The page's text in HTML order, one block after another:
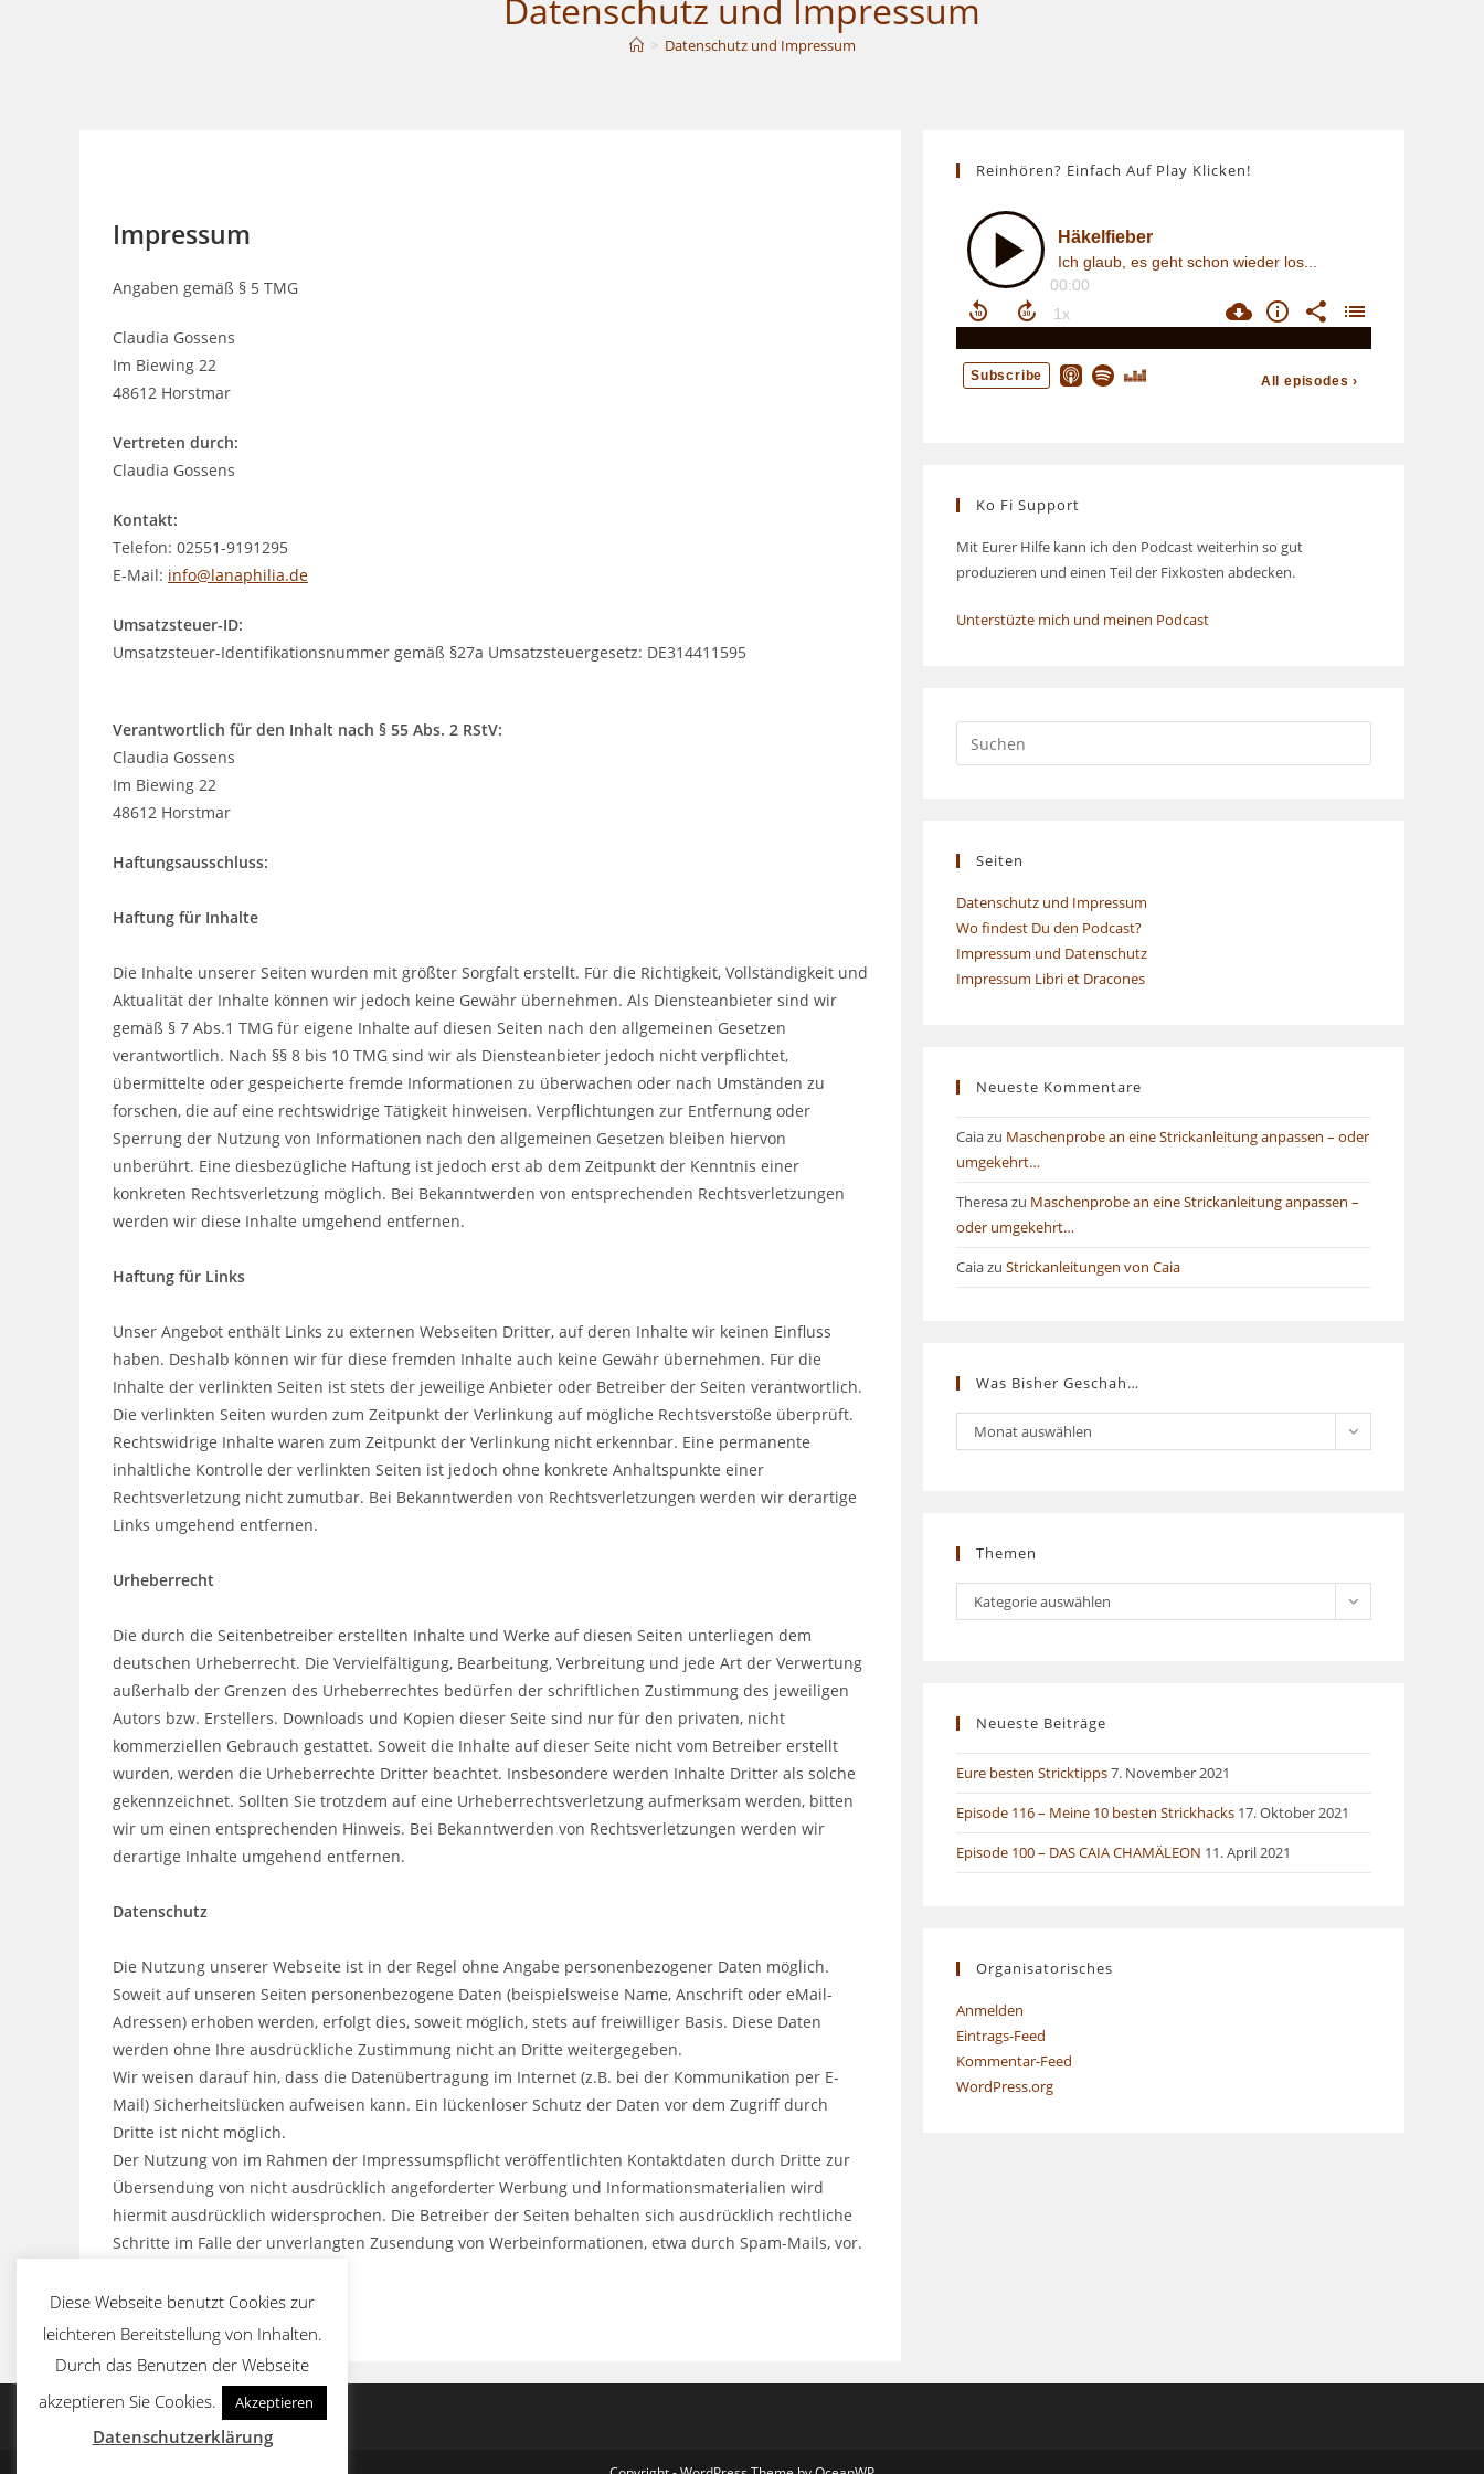
UMSCHALTEN
Datenschutz und Impressum
> Datenschutz und Impressum
Impressum
Angaben gemäß § 5 TMG
Claudia Gossens
Im Biewing 22
48612 Horstmar
Vertreten durch:
Claudia Gossens
Kontakt:
Telefon: 02551-9191295
E-Mail: info@lanaphilia.de
Umsatzsteuer-ID:
Umsatzsteuer-Identifikationsnummer gemäß §27a Umsatzsteuergesetz: DE314411595
Verantwortlich für den Inhalt nach § 55 Abs. 2 RStV:
Claudia Gossens
Im Biewing 22
48612 Horstmar
Haftungsausschluss:
Haftung für Inhalte
Die Inhalte unserer Seiten wurden mit größter Sorgfalt erstellt. Für die Richtigkeit, Vollständigkeit und
Aktualität der Inhalte können wir jedoch keine Gewähr übernehmen. Als Diensteanbieter sind wir
gemäß § 7 Abs.1 TMG für eigene Inhalte auf diesen Seiten nach den allgemeinen Gesetzen
verantwortlich. Nach §§ 8 bis 10 TMG sind wir als Diensteanbieter jedoch nicht verpflichtet,
übermittelte oder gespeicherte fremde Informationen zu überwachen oder nach Umständen zu
forschen, die auf eine rechtswidrige Tätigkeit hinweisen. Verpflichtungen zur Entfernung oder
Sperrung der Nutzung von Informationen nach den allgemeinen Gesetzen bleiben hiervon
unberührt. Eine diesbezügliche Haftung ist jedoch erst ab dem Zeitpunkt der Kenntnis einer
konkreten Rechtsverletzung möglich. Bei Bekanntwerden von entsprechenden Rechtsverletzungen
werden wir diese Inhalte umgehend entfernen.
Haftung für Links
Unser Angebot enthält Links zu externen Webseiten Dritter, auf deren Inhalte wir keinen Einfluss
haben. Deshalb können wir für diese fremden Inhalte auch keine Gewähr übernehmen. Für die
Inhalte der verlinkten Seiten ist stets der jeweilige Anbieter oder Betreiber der Seiten verantwortlich.
Die verlinkten Seiten wurden zum Zeitpunkt der Verlinkung auf mögliche Rechtsverstöße überprüft.
Rechtswidrige Inhalte waren zum Zeitpunkt der Verlinkung nicht erkennbar. Eine permanente
inhaltliche Kontrolle der verlinkten Seiten ist jedoch ohne konkrete Anhaltspunkte einer
Rechtsverletzung nicht zumutbar. Bei Bekanntwerden von Rechtsverletzungen werden wir derartige
Links umgehend entfernen.
Urheberrecht
Die durch die Seitenbetreiber erstellten Inhalte und Werke auf diesen Seiten unterliegen dem
deutschen Urheberrecht. Die Vervielfältigung, Bearbeitung, Verbreitung und jede Art der Verwertung
außerhalb der Grenzen des Urheberrechtes bedürfen der schriftlichen Zustimmung des jeweiligen
Autors bzw. Erstellers. Downloads und Kopien dieser Seite sind nur für den privaten, nicht
kommerziellen Gebrauch gestattet. Soweit die Inhalte auf dieser Seite nicht vom Betreiber erstellt
wurden, werden die Urheberrechte Dritter beachtet. Insbesondere werden Inhalte Dritter als solche
gekennzeichnet. Sollten Sie trotzdem auf eine Urheberrechtsverletzung aufmerksam werden, bitten
wir um einen entsprechenden Hinweis. Bei Bekanntwerden von Rechtsverletzungen werden wir
derartige Inhalte umgehend entfernen.
Datenschutz
Die Nutzung unserer Webseite ist in der Regel ohne Angabe personenbezogener Daten möglich.
Soweit auf unseren Seiten personenbezogene Daten (beispielsweise Name, Anschrift oder eMail-
Adressen) erhoben werden, erfolgt dies, soweit möglich, stets auf freiwilliger Basis. Diese Daten
werden ohne Ihre ausdrückliche Zustimmung nicht an Dritte weitergegeben.
Wir weisen darauf hin, dass die Datenübertragung im Internet (z.B. bei der Kommunikation per E-
Mail) Sicherheitslücken aufweisen kann. Ein lückenloser Schutz der Daten vor dem Zugriff durch
Dritte ist nicht möglich.
Der Nutzung von im Rahmen der Impressumspflicht veröffentlichten Kontaktdaten durch Dritte zur
Übersendung von nicht ausdrücklich angeforderter Werbung und Informationsmaterialien wird
hiermit ausdrücklich widersprochen. Die Betreiber der Seiten behalten sich ausdrücklich rechtliche
Schritte im Falle der unverlangten Zusendung von Werbeinformationen, etwa durch Spam-Mails, vor.
Reinhören? Einfach Auf Play Klicken!
Ko Fi Support
Mit Eurer Hilfe kann ich den Podcast weiterhin so gut
produzieren und einen Teil der Fixkosten abdecken.
Unterstüzte mich und meinen Podcast
Seiten
Datenschutz und Impressum
Wo findest Du den Podcast?
Impressum und Datenschutz
Impressum Libri et Dracones
Neueste Kommentare
Caiazu Maschenprobe an eine Strickanleitung anpassen – oder
umgekehrt…
Theresazu Maschenprobe an eine Strickanleitung anpassen –
oder umgekehrt…
Caiazu Strickanleitungen von Caia
Was Bisher Geschah…
Was
bisher
Monat auswählen
Themen
Themen
Kategorie auswählen
Neueste Beiträge
Eure besten Stricktipps7. November 2021
Episode 116 – Meine 10 besten Strickhacks 17. Oktober 2021
Episode 100 – DAS CAIA CHAMÄLEON 11. April 2021
Organisatorisches
Anmelden
Eintrags-Feed
Kommentar-Feed
WordPress.org
Diese Webseite benutzt Cookies zur
leichteren Bereitstellung von Inhalten.
Durch das Benutzen der Webseite
akzeptieren Sie Cookies.
Akzeptieren
Datenschutzerklärung